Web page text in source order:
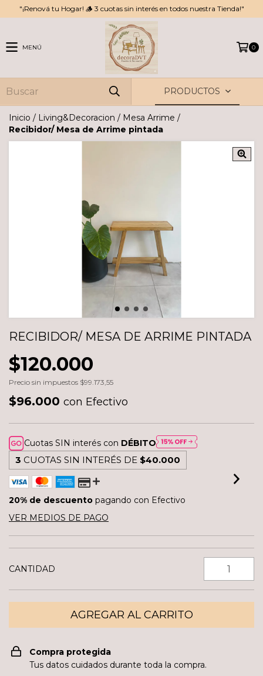
"¡Renová tu Hogar! 🪵 3 cuotas sin interés en todos nuestra Tienda!"
MENÚ 0
PRODUCTOS
Inicio / Living&Decoracion / Mesa Arrime /
Recibidor/ Mesa de Arrime pintada
RECIBIDOR/ MESA DE ARRIME PINTADA
$120.000
Precio sin impuestos $99.173,55
$96.000 con Efectivo
Cuotas SIN interés con DÉBITO
3 CUOTAS SIN INTERÉS DE $40.000
20% de descuento pagando con Efectivo
VER MEDIOS DE PAGO
CANTIDAD
Compra protegida
Tus datos cuidados durante toda la compra.